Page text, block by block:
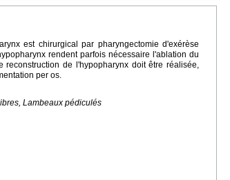
est chirurgical par pharyngectomie d'exérèse
rendent parfois nécessaire l'ablation du
de l'hypopharynx doit être réalisée,
per os.
Lambeaux pédiculés